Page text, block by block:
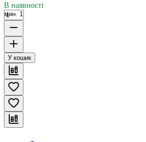
В наявності
мин. 1
У кошик